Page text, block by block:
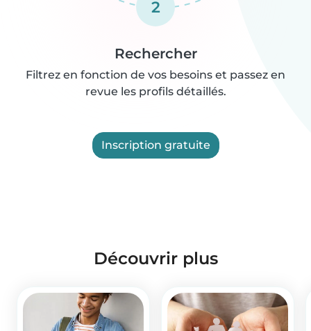
2
Rechercher
Filtrez en fonction de vos besoins et passez en
revue les profils détaillés.
Inscription gratuite
Découvrir plus